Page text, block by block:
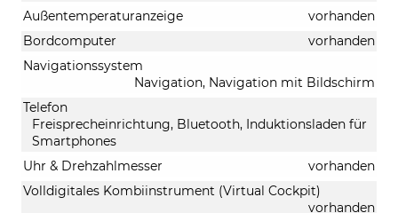
Außentemperaturanzeige
vorhanden
Bordcomputer
vorhanden
Navigationssystem
Navigation, Navigation mit Bildschirm
Telefon
Freisprecheinrichtung, Bluetooth, Induktionsladen für
Smartphones
Uhr & Drehzahlmesser
vorhanden
Volldigitales Kombiinstrument (Virtual Cockpit)
vorhanden